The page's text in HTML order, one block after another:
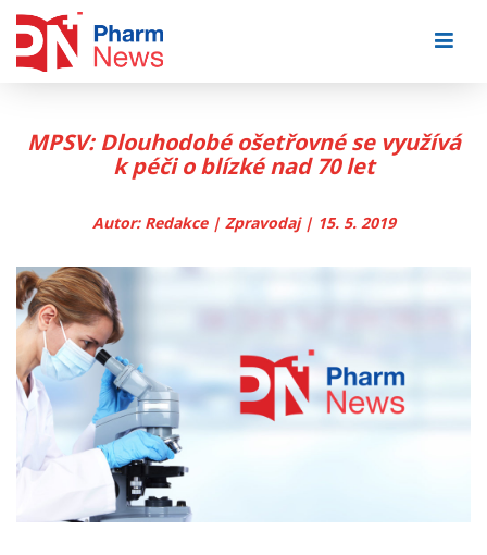
MPSV: Dlouhodobé ošetřovné se využívá
k péči o blízké nad 70 let
Autor: Redakce | Zpravodaj | 15. 5. 2019